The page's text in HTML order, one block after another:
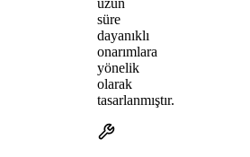
süre
dayanıklı
onarımlara
yönelik
olarak
tasarlanmıştır.